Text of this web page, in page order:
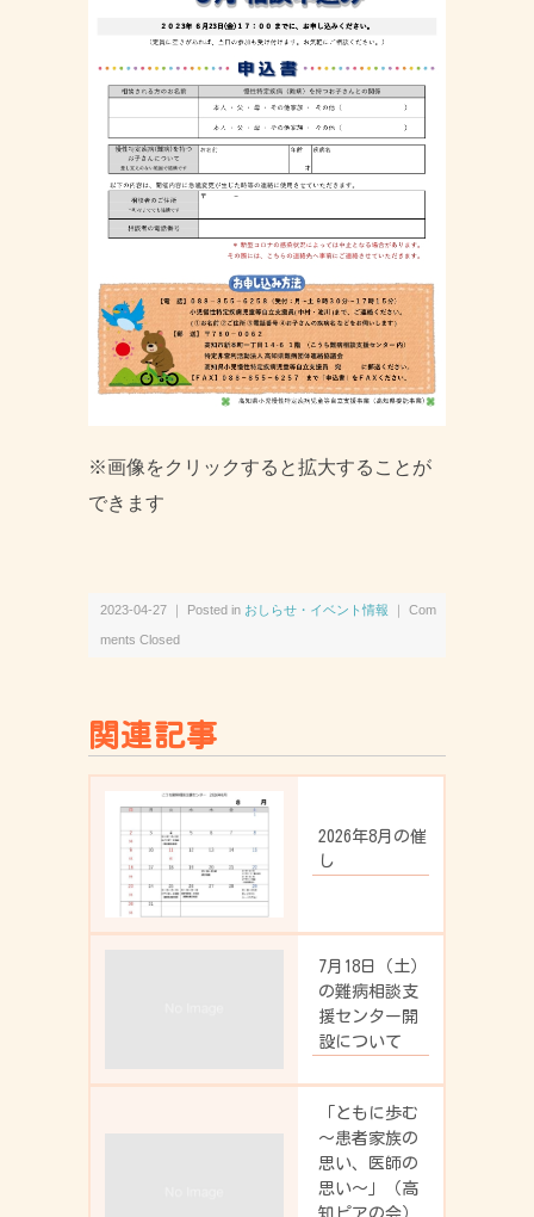
※画像をクリックすると拡大することが
できます
2023-04-27 ｜ Posted in おしらせ・イベント情報 ｜ Com
ments Closed
関連記事
2026年8月の催
し
7月18日（土）
の難病相談支
援センター開
設について
「ともに歩む
～患者家族の
思い、医師の
思い～」（高
知ピアの会）